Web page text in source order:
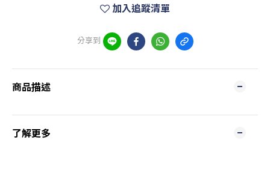
加入追蹤清單
分享到
商品描述
了解更多